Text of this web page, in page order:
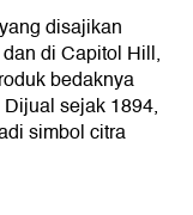
disajikan
di Capitol Hill,
bedaknya
sejak 1894,
simbol citra